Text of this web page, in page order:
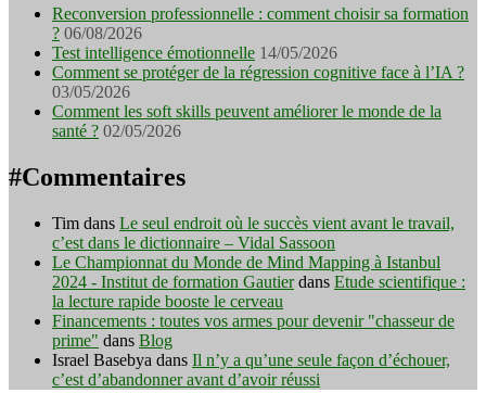
Reconversion professionnelle : comment choisir sa formation
? 06/08/2026
Test intelligence émotionnelle 14/05/2026
Comment se protéger de la régression cognitive face à l’IA ?
03/05/2026
Comment les soft skills peuvent améliorer le monde de la
santé ? 02/05/2026
#Commentaires
Tim dans Le seul endroit où le succès vient avant le travail,
c’est dans le dictionnaire – Vidal Sassoon
Le Championnat du Monde de Mind Mapping à Istanbul
2024 - Institut de formation Gautierdans Etude scientifique :
la lecture rapide booste le cerveau
Financements : toutes vos armes pour devenir "chasseur de
prime" dans Blog
Israel Basebya dans Il n’y a qu’une seule façon d’échouer,
c’est d’abandonner avant d’avoir réussi